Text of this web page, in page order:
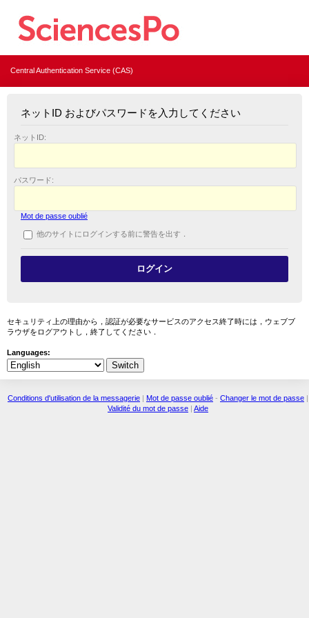
Central Authentication Service (CAS)
ネットID およびパスワードを入力してください
ネットID:
パスワード:
Mot de passe oublié
他のサイトにログインする前に警告を出す．
セキュリティ上の理由から，認証が必要なサービスのアクセス終了時には，ウェブブ
ラウザをログアウトし，終了してください．
Languages:
Conditions d'utilisation de la messagerie | Mot de passe oublié - Changer le mot de passe |
Validité du mot de passe | Aide